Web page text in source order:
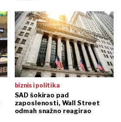
biznis i politika
SAD šokirao pad
zaposlenosti, Wall Street
odmah snažno reagirao